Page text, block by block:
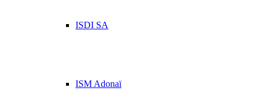
ISDI SA
ISM Adonaï